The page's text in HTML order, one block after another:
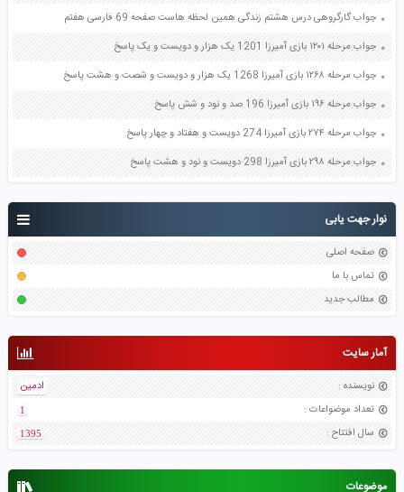
نوار جهت یابی
صفحه اصلی
تماس با ما
مطالب جدید
آمار سایت
نویسنده :
ادمین
تعداد موضواعات :
1
سال افتتاح :
1395
موضوعات
جواب گارگروهی درس هشتم زندگی همین لحظه هاست صفحه 69 فارسی هفتم
جواب مرحله ۱۲۰۱ بازی آمیرزا 1201 یک هزار و دویست و یک پاسخ
جواب مرحله ۱۲۶۸ بازی آمیرزا 1268 یک هزار و دویست و شصت و هشت پاسخ
جواب مرحله ۱۹۶ بازی آمیرزا 196 صد و نود و شش پاسخ
جواب مرحله ۲۷۴ بازی آمیرزا 274 دویست و هفتاد و چهار پاسخ
جواب مرحله ۲۹۸ بازی آمیرزا 298 دویست و نود و هشت پاسخ